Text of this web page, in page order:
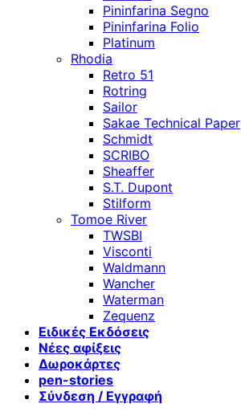
Pininfarina Segno
Pininfarina Folio
Platinum
Rhodia
Retro 51
Rotring
Sailor
Sakae Technical Paper
Schmidt
SCRIBO
Sheaffer
S.T. Dupont
Stilform
Tomoe River
TWSBI
Visconti
Waldmann
Wancher
Waterman
Zequenz
Ειδικές Εκδόσεις
Νέες αφίξεις
Δωροκάρτες
pen-stories
Σύνδεση / Εγγραφή